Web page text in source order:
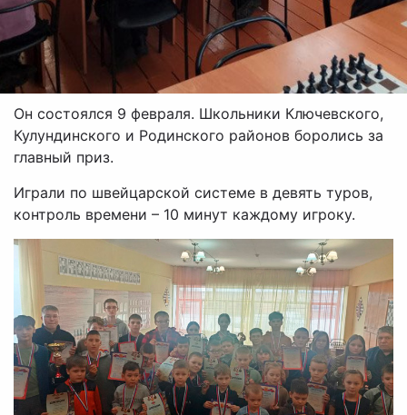
Он состоялся 9 февраля. Школьники Ключевского,
Кулундинского и Родинского районов боролись за
главный приз.
Играли по швейцарской системе в девять туров,
контроль времени – 10 минут каждому игроку.